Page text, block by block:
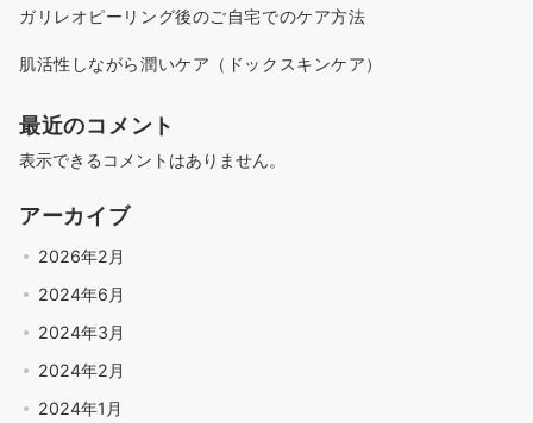
ガリレオピーリング後のご自宅でのケア方法
肌活性しながら潤いケア（ドックスキンケア）
最近のコメント
表示できるコメントはありません。
アーカイブ
2026年2月
2024年6月
2024年3月
2024年2月
2024年1月